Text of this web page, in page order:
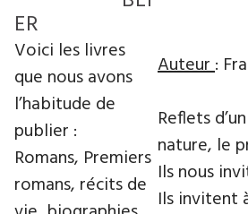
Auteur:
Reflets
nature, le
Ils nous
Ils invitent
ER
Voici les livres
que nous avons
l’habitude de
publier :
Romans, Premiers
romans, récits de